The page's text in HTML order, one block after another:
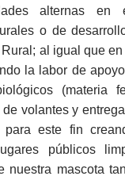
alternas en
o de
al igual que
la labor de
(materia
volantes y
para este fin
públicos
nuestra mascota